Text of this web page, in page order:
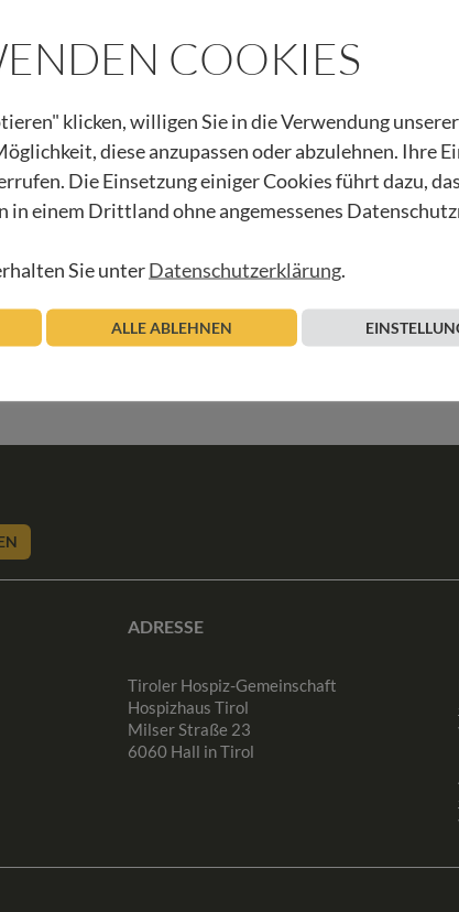
in
lesen
ADRESSE
Tiroler Hospiz-Gemeinschaft
Hospizhaus Tirol
Milser Straße 23
6060 Hall in Tirol
COOKIES
klicken, willigen Sie in die Verwendung
diese anzupassen oder abzulehnen. Ihre
Die Einsetzung einiger Cookies führt dazu,
in einem Drittland ohne angemessenes
Sie unterDatenschutzerklärung.
ALLE ABLEHNEN